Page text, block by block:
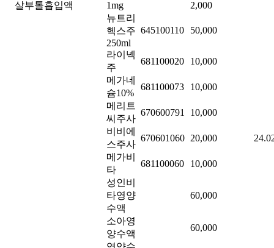
살부톨흡입액
1mg
2,000
뉴트리
헥스주
250ml
645100110 50,000
라이넥
주
681100020
10,000
메가네
슘10%
681100073
10,000
메리트
씨주사
670600791
10,000
비비에
스주사
670601060 20,000
메가비
타
681100060
10,000
성인비
타영양
수액
60,000
소아영
양수액
60,000